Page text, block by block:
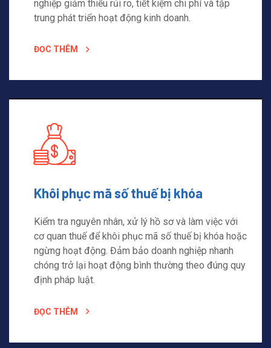
nghiệp giảm thiểu rủi ro, tiết kiệm chi phí và tập
trung phát triển hoạt động kinh doanh.
ĐỌC THÊM
Khôi phục mã số thuế bị khóa
Kiểm tra nguyên nhân, xử lý hồ sơ và làm việc với
cơ quan thuế để khôi phục mã số thuế bị khóa hoặc
ngừng hoạt động. Đảm bảo doanh nghiệp nhanh
chóng trở lại hoạt động bình thường theo đúng quy
định pháp luật.
ĐỌC THÊM